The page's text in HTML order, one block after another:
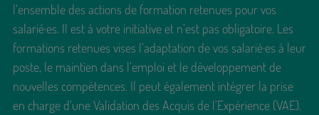
l’ensemble des actions de formation retenues pour vos
salarié·es. Il est à votre initiative et n’est pas obligatoire. Les
formations retenues vises l’adaptation de vos salarié·es à leur
poste, le maintien dans l’emploi et le développement de
nouvelles compétences. Il peut également intégrer la prise
en charge d’une Validation des Acquis de l’Expérience (VAE).